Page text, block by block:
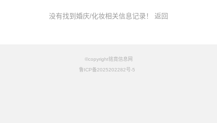
没有找到婚庆/化妆相关信息记录！ 返回
©copyright铭竟信息网
鲁ICP备2025202282号-5